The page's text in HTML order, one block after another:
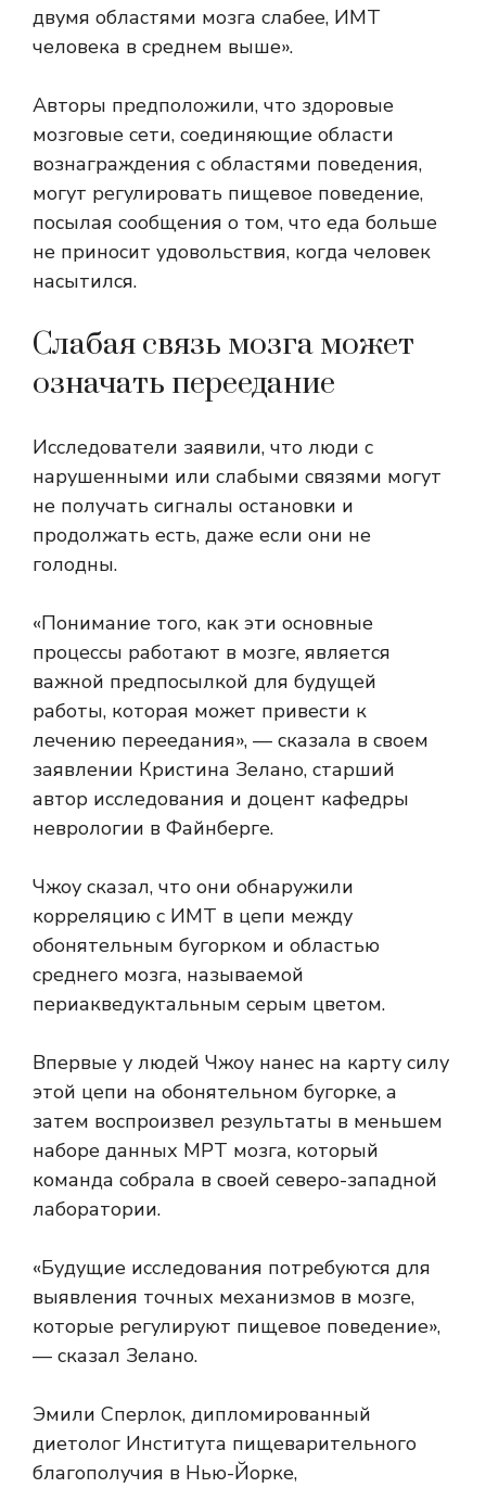
двумя областями мозга слабее, ИМТ
человека в среднем выше».
Авторы предположили, что здоровые
мозговые сети, соединяющие области
вознаграждения с областями поведения,
могут регулировать пищевое поведение,
посылая сообщения о том, что еда больше
не приносит удовольствия, когда человек
насытился.
Слабая связь мозга может
означать переедание
Исследователи заявили, что люди с
нарушенными или слабыми связями могут
не получать сигналы остановки и
продолжать есть, даже если они не
голодны.
«Понимание того, как эти основные
процессы работают в мозге, является
важной предпосылкой для будущей
работы, которая может привести к
лечению переедания», — сказала в своем
заявлении Кристина Зелано, старший
автор исследования и доцент кафедры
неврологии в Файнберге.
Чжоу сказал, что они обнаружили
корреляцию с ИМТ в цепи между
обонятельным бугорком и областью
среднего мозга, называемой
периакведуктальным серым цветом.
Впервые у людей Чжоу нанес на карту силу
этой цепи на обонятельном бугорке, а
затем воспроизвел результаты в меньшем
наборе данных МРТ мозга, который
команда собрала в своей северо-западной
лаборатории.
«Будущие исследования потребуются для
выявления точных механизмов в мозге,
которые регулируют пищевое поведение»,
— сказал Зелано.
Эмили Сперлок, дипломированный
диетолог Института пищеварительного
благополучия в Нью-Йорке,